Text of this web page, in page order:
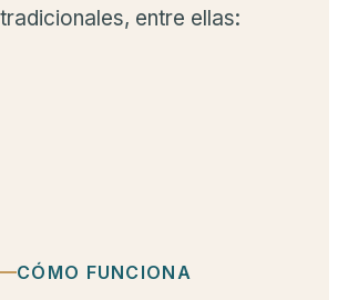
entre ellas:
CÓMO FUNCIONA